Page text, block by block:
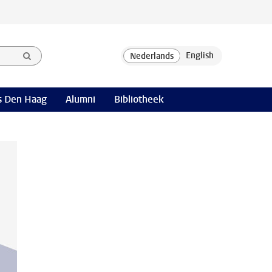
Den Haag Alumni Bibliotheek